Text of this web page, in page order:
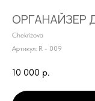
ОРГАНАЙЗЕР
Chekrizova
Артикул: R - 009
10 000 р.